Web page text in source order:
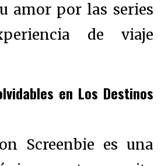
amor por las series
de viaje
en Los Destinos
Screenbie es una